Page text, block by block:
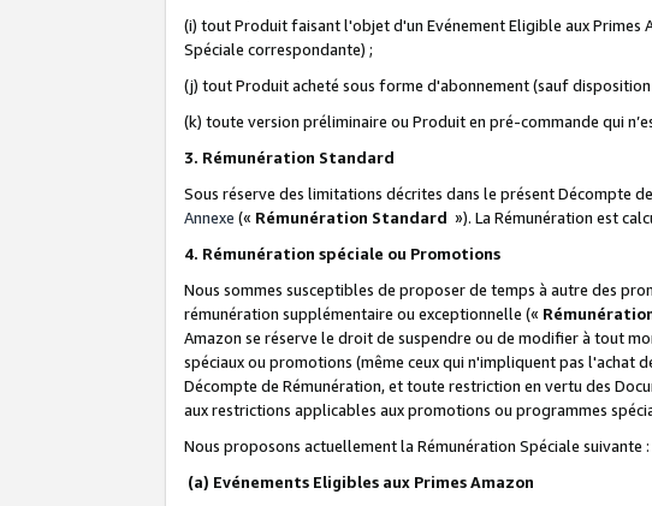
(i) tout Produit faisant l'objet d'un Evénement Eligible aux Primes
Spéciale correspondante) ;
(j) tout Produit acheté sous forme d'abonnement (sauf
(k) toute version préliminaire ou Produit en pré-commande qui
3. Rémunération Standard
Sous réserve des limitations décrites dans le présent Décompte
Annexe (« Rémunération Standard »). La Rémunération est
4. Rémunération spéciale ou Promotions
Nous sommes susceptibles de proposer de temps à autre des
rémunération supplémentaire ou exceptionnelle («
Amazon se réserve le droit de suspendre ou de modifier à tout
spéciaux ou promotions (même ceux qui n'impliquent pas l'achat
Décompte de Rémunération, et toute restriction en vertu des
aux restrictions applicables aux promotions ou programmes
Nous proposons actuellement la Rémunération Spéciale suivante :
(a) Evénements Eligibles aux Primes Amazon